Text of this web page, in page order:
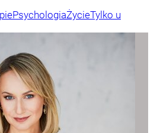
PsychologiaŻycieTylko u